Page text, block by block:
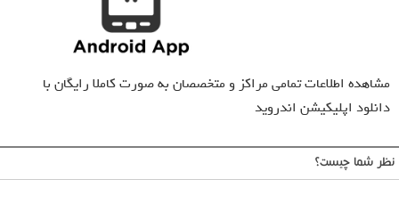
مشاهده اطلاعات تمامی مراکز و متخصصان به صورت کاملا رایگان با
دانلود اپلیکیشن اندروید
نظر شما چیست؟